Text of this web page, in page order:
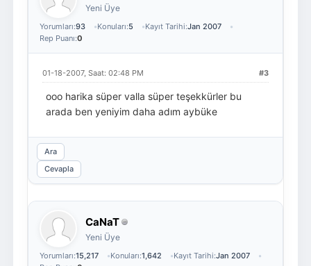
Yeni Üye
Yorumları:93 Konuları:5 Kayıt Tarihi:Jan 2007
Rep Puanı:0
#3
01-18-2007, Saat: 02:48 PM
ooo harika süper valla süper teşekkürler bu
arada ben yeniyim daha adım aybüke
Ara
Cevapla
CaNaT
Yeni Üye
Yorumları:15,217 Konuları:1,642 Kayıt Tarihi:Jan 2007